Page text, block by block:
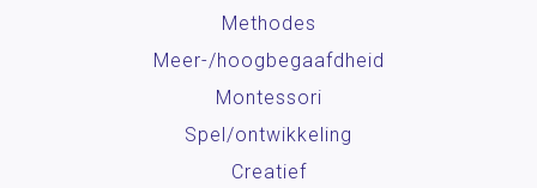
Methodes
Meer-/hoog­begaafdheid
Montessori
Spel/ontwikkeling
Creatief